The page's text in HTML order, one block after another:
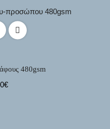
480gsm
€